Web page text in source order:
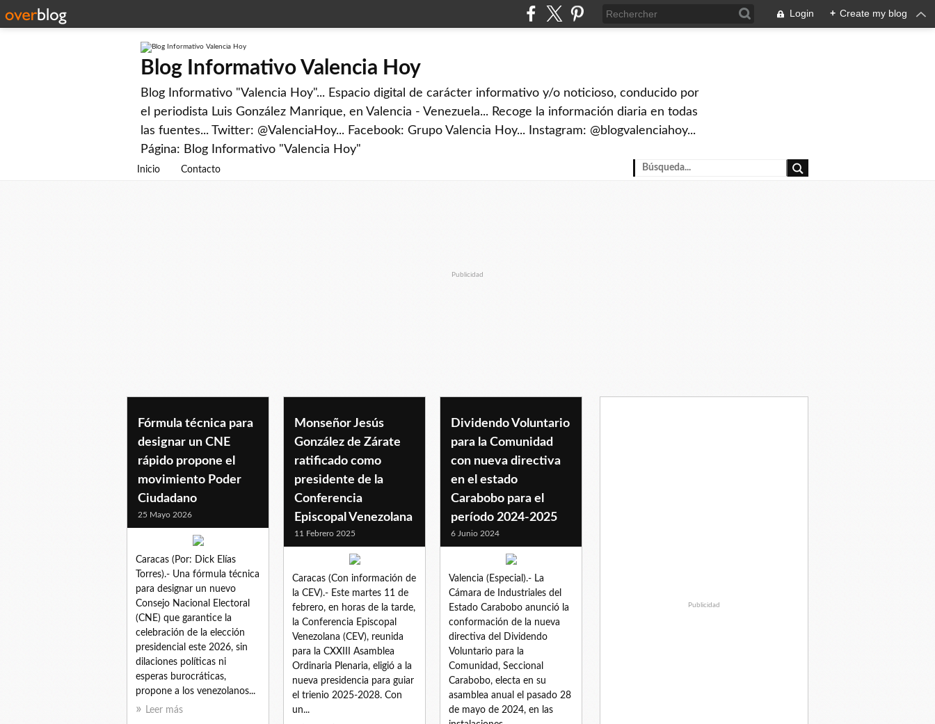
Login + Create my blog
Blog Informativo Valencia Hoy
Blog Informativo "Valencia Hoy"... Espacio digital de carácter informativo y/o noticioso, conducido por
el periodista Luis González Manrique, en Valencia - Venezuela... Recoge la información diaria en todas
las fuentes... Twitter: @ValenciaHoy... Facebook: Grupo Valencia Hoy... Instagram: @blogvalenciahoy...
Página: Blog Informativo "Valencia Hoy"
Inicio Contacto
Publicidad
nuevadirectiva
Fórmula técnica para
designar un CNE
rápido propone el
movimiento Poder
Ciudadano
25 Mayo 2026
Caracas (Por: Dick Elías
Torres).- Una fórmula técnica
para designar un nuevo
Consejo Nacional Electoral
(CNE) que garantice la
celebración de la elección
presidencial este 2026, sin
dilaciones políticas ni
esperas burocráticas,
propone a los venezolanos...
Leer más
Monseñor Jesús
González de Zárate
ratificado como
presidente de la
Conferencia
Episcopal Venezolana
11 Febrero 2025
Caracas (Con información de
la CEV).- Este martes 11 de
febrero, en horas de la tarde,
la Conferencia Episcopal
Venezolana (CEV), reunida
para la CXXIII Asamblea
Ordinaria Plenaria, eligió a la
nueva presidencia para guiar
el trienio 2025-2028. Con
un...
Dividendo Voluntario
para la Comunidad
con nueva directiva
en el estado
Carabobo para el
período 2024-2025
6 Junio 2024
Valencia (Especial).- La
Cámara de Industriales del
Estado Carabobo anunció la
conformación de la nueva
directiva del Dividendo
Voluntario para la
Comunidad, Seccional
Carabobo, electa en su
asamblea anual el pasado 28
de mayo de 2024, en las
Publicidad